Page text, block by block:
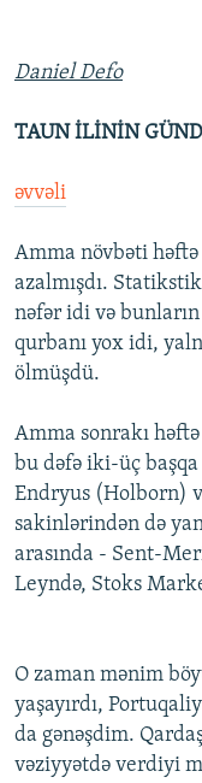
Daniel Defo
TAUN İLİNİN
əvvəli
Amma növbəti
azalmışdı.
nəfər idi və
qurbanı yox idi,
ölmüşdü.
Amma sonrakı
bu dəfə iki-üç başqa
Endryus (Holborn)
sakinlərindən də
arasında - Sent-
Leyndə, Stoks
O zaman mənim
yaşayırdı,
da gənəşdim.
vəziyyətdə verdiyi